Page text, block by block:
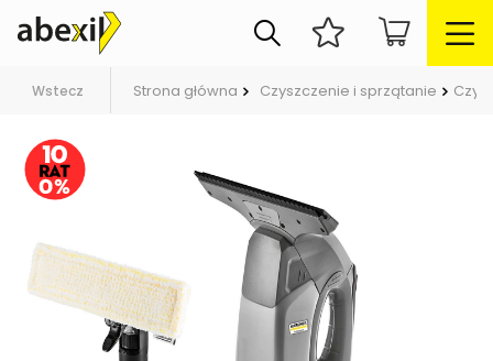
Wstecz Strona główna Czyszczenie i sprzątanie